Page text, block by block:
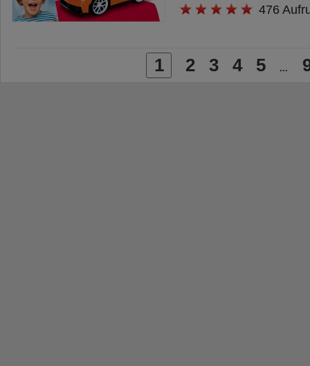
476
1 2 3 4 5 ...